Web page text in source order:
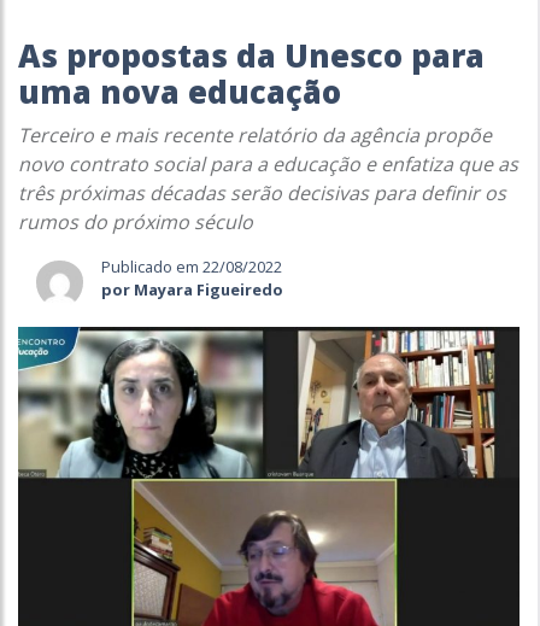
As propostas da Unesco para
uma nova educação
Terceiro e mais recente relatório da agência propõe
novo contrato social para a educação e enfatiza que as
três próximas décadas serão decisivas para definir os
rumos do próximo século
Publicado em 22/08/2022
por Mayara Figueiredo